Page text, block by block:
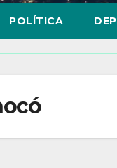
POLÍTICA